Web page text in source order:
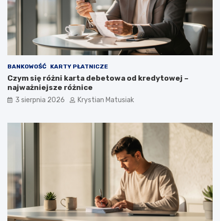
BANKOWOŚĆ KARTY PŁATNICZE
Czym się różni karta debetowa od kredytowej –
najważniejsze różnice
3 sierpnia 2026 Krystian Matusiak